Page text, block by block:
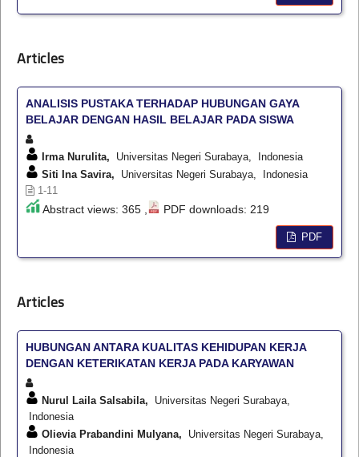
Articles
ANALISIS PUSTAKA TERHADAP HUBUNGAN GAYA
BELAJAR DENGAN HASIL BELAJAR PADA SISWA
Irma Nurulita, Universitas Negeri Surabaya, Indonesia
Siti Ina Savira, Universitas Negeri Surabaya, Indonesia
1-11
Abstract views: 365 , PDF downloads: 219
PDF
Articles
HUBUNGAN ANTARA KUALITAS KEHIDUPAN KERJA
DENGAN KETERIKATAN KERJA PADA KARYAWAN
Nurul Laila Salsabila, Universitas Negeri Surabaya,
Indonesia
Olievia Prabandini Mulyana, Universitas Negeri Surabaya,
Indonesia